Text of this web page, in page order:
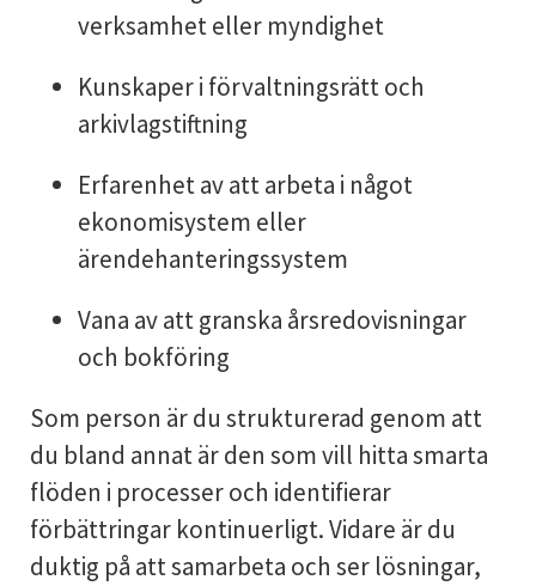
verksamhet eller myndighet
Kunskaper i förvaltningsrätt och
arkivlagstiftning
Erfarenhet av att arbeta i något
ekonomisystem eller
ärendehanteringssystem
Vana av att granska årsredovisningar
och bokföring
Som person är du strukturerad genom att
du bland annat är den som vill hitta smarta
flöden i processer och identifierar
förbättringar kontinuerligt. Vidare är du
duktig på att samarbeta och ser lösningar,